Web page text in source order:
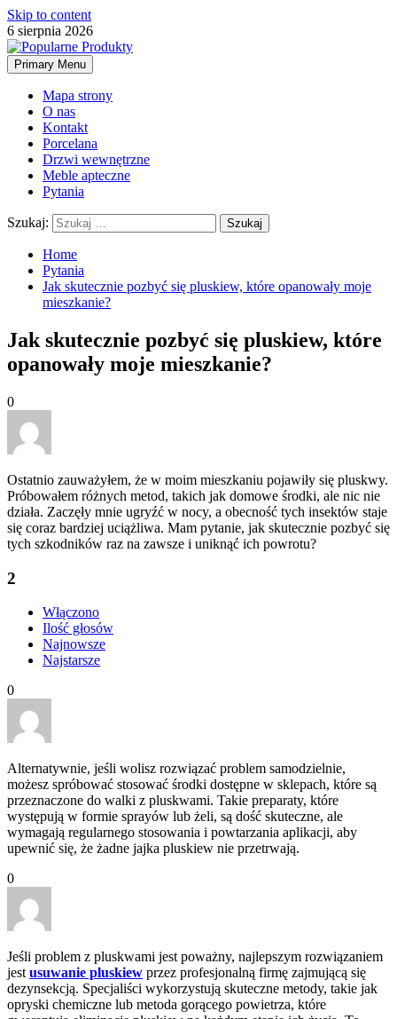
Skip to content
6 sierpnia 2026
Primary Menu
Mapa strony
O nas
Kontakt
Porcelana
Drzwi wewnętrzne
Meble apteczne
Pytania
Szukaj:
Home
Pytania
Jak skutecznie pozbyć się pluskiew, które opanowały moje
mieszkanie?
Jak skutecznie pozbyć się pluskiew, które
opanowały moje mieszkanie?
0
Ostatnio zauważyłem, że w moim mieszkaniu pojawiły się pluskwy.
Próbowałem różnych metod, takich jak domowe środki, ale nic nie
działa. Zaczęły mnie ugryźć w nocy, a obecność tych insektów staje
się coraz bardziej uciążliwa. Mam pytanie, jak skutecznie pozbyć się
tych szkodników raz na zawsze i uniknąć ich powrotu?
2
Włączono
Ilość głosów
Najnowsze
Najstarsze
0
Alternatywnie, jeśli wolisz rozwiązać problem samodzielnie,
możesz spróbować stosować środki dostępne w sklepach, które są
przeznaczone do walki z pluskwami. Takie preparaty, które
występują w formie sprayów lub żeli, są dość skuteczne, ale
wymagają regularnego stosowania i powtarzania aplikacji, aby
upewnić się, że żadne jajka pluskiew nie przetrwają.
0
Jeśli problem z pluskwami jest poważny, najlepszym rozwiązaniem
jest usuwanie pluskiew przez profesjonalną firmę zajmującą się
dezynsekcją. Specjaliści wykorzystują skuteczne metody, takie jak
opryski chemiczne lub metoda gorącego powietrza, które